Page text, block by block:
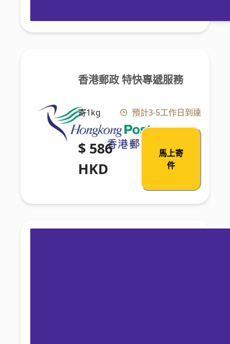
香港郵政 特快專遞服務
寄1kg 預計3-5工作日到達
$ 586
HKD
馬上寄
件